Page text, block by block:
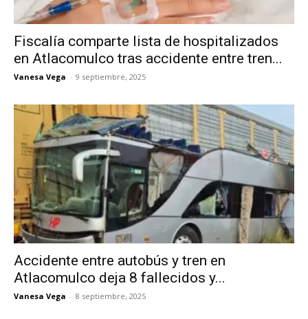
Fiscalía comparte lista de hospitalizados
en Atlacomulco tras accidente entre tren...
Vanesa Vega - 9 septiembre, 2025
Accidente entre autobús y tren en
Atlacomulco deja 8 fallecidos y...
Vanesa Vega - 8 septiembre, 2025